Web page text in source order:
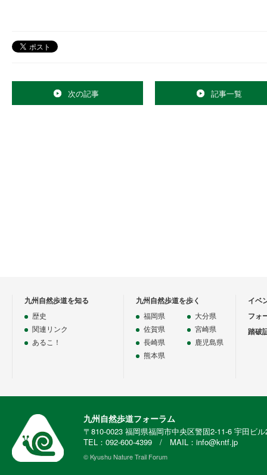
次の記事 記事一覧
九州自然歩道を知る
歴史
関連リンク
あるこ！
九州自然歩道を歩く
福岡県
佐賀県
長崎県
熊本県
大分県
宮崎県
鹿児島県
イベ
フォ
踏破
九州自然歩道フォーラム
〒810-0023 福岡県福岡市中央区警固2-11-6 宇田ビ
TEL：092-600-4399 / MAIL：info@kntf.jp
© Kyushu Nature Trail Forum